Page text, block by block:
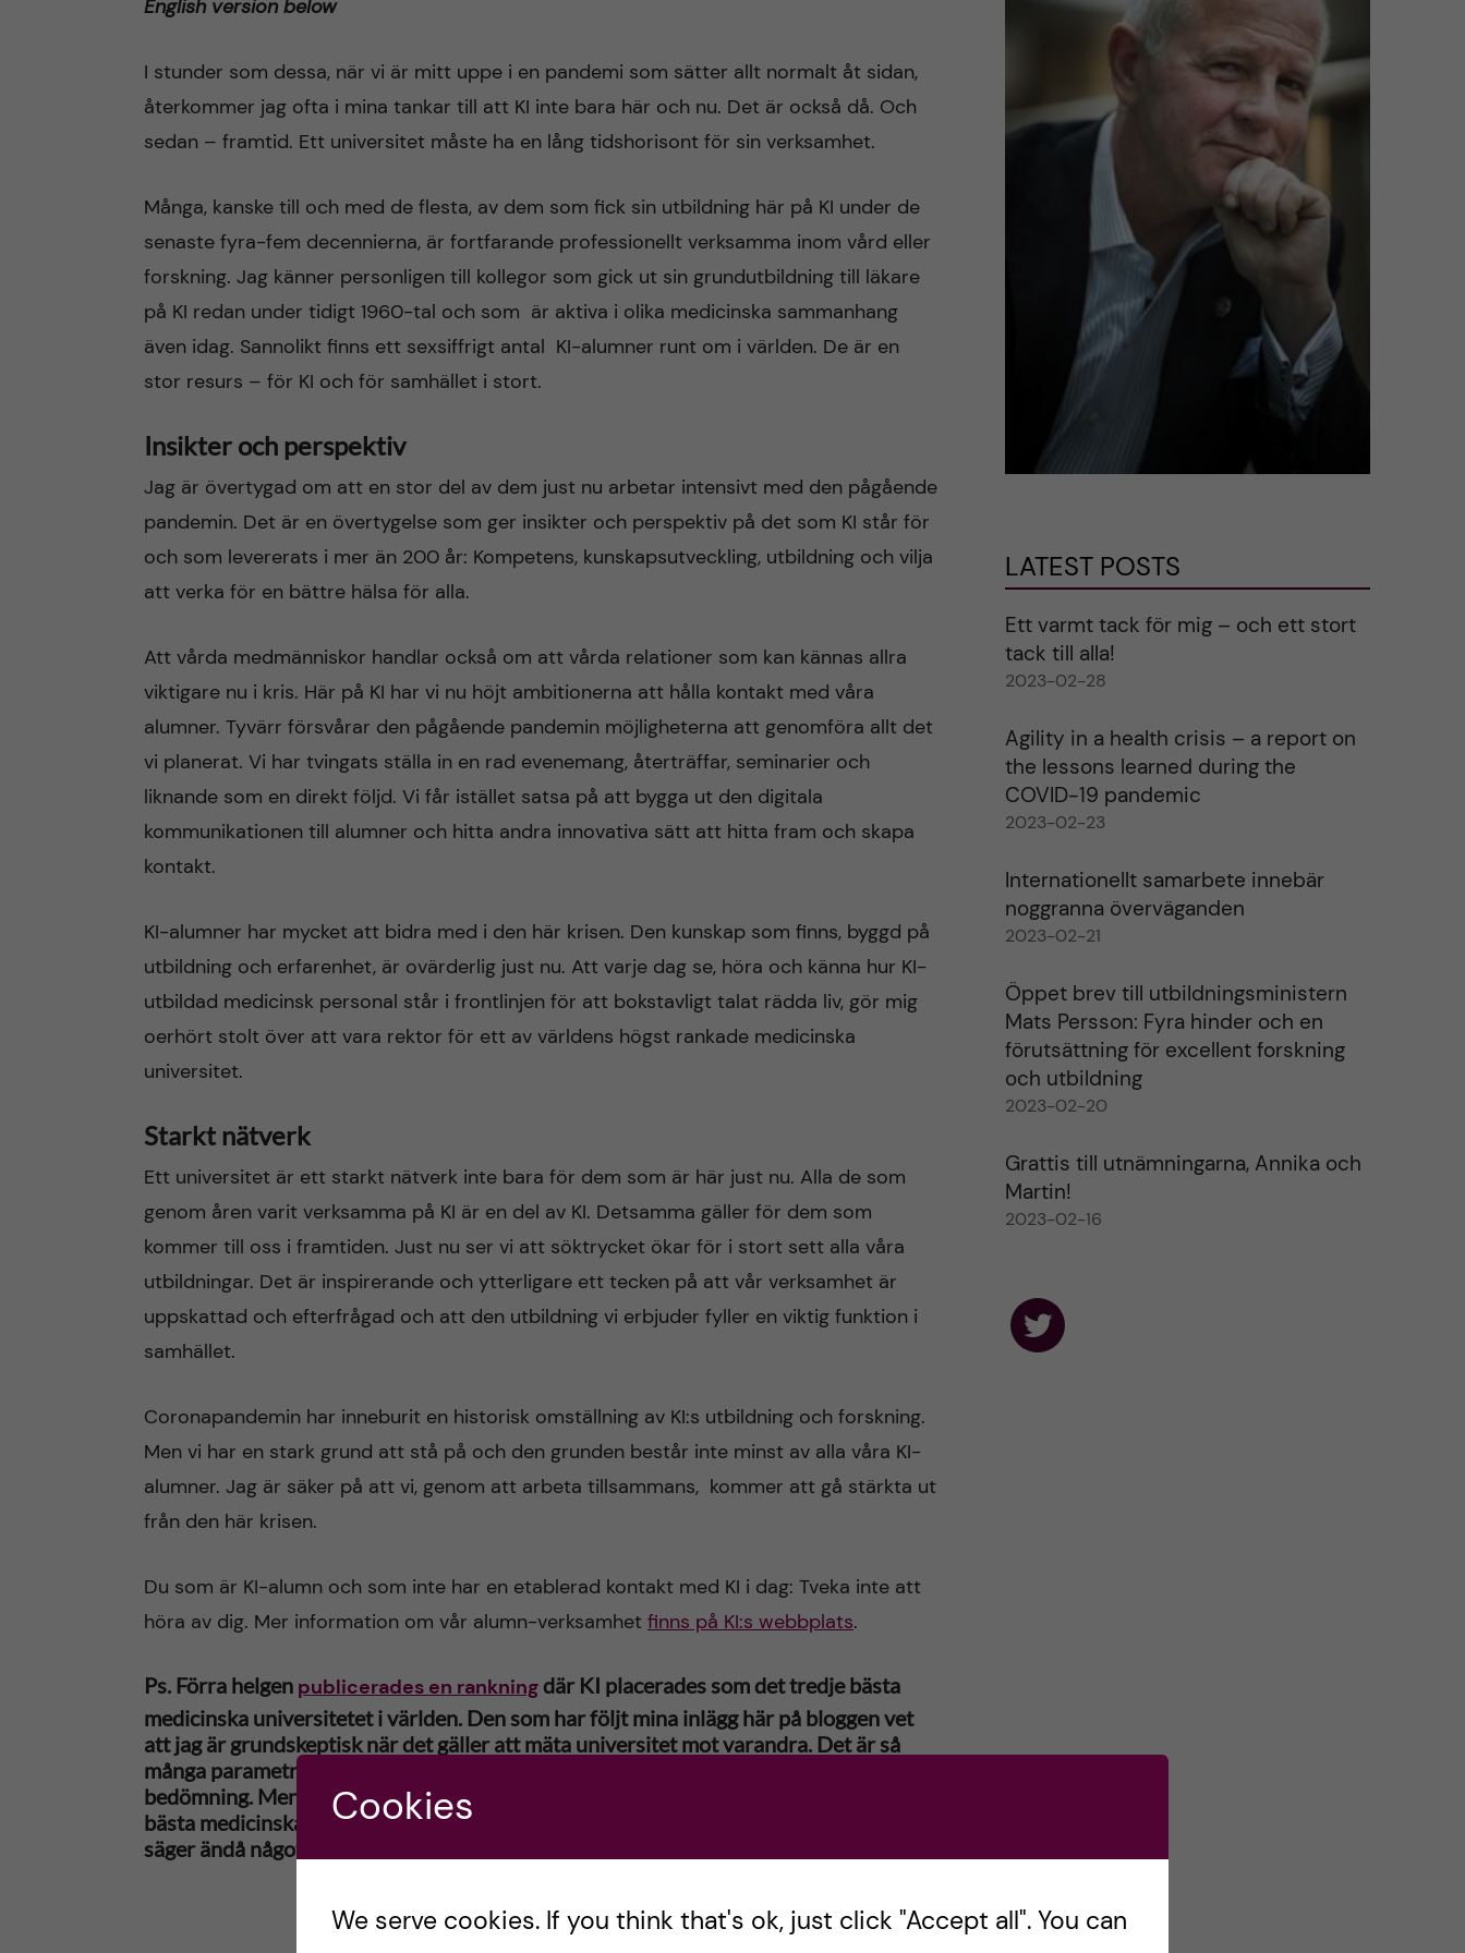
English version below
I stunder som dessa, när vi är mitt uppe i en pandemi som sätter allt normalt åt sidan,
återkommer jag ofta i mina tankar till att KI inte bara här och nu. Det är också då. Och
sedan – framtid. Ett universitet måste ha en lång tidshorisont för sin verksamhet.
Många, kanske till och med de flesta, av dem som fick sin utbildning här på KI under de
senaste fyra-fem decennierna, är fortfarande professionellt verksamma inom vård eller
forskning. Jag känner personligen till kollegor som gick ut sin grundutbildning till läkare
på KI redan under tidigt 1960-tal och som är aktiva i olika medicinska sammanhang
även idag. Sannolikt finns ett sexsiffrigt antal KI-alumner runt om i världen. De är en
stor resurs – för KI och för samhället i stort.
Insikter och perspektiv
Jag är övertygad om att en stor del av dem just nu arbetar intensivt med den pågående
pandemin. Det är en övertygelse som ger insikter och perspektiv på det som KI står för
och som levererats i mer än 200 år: Kompetens, kunskapsutveckling, utbildning och vilja
att verka för en bättre hälsa för alla.
Att vårda medmänniskor handlar också om att vårda relationer som kan kännas allra
viktigare nu i kris. Här på KI har vi nu höjt ambitionerna att hålla kontakt med våra
alumner. Tyvärr försvårar den pågående pandemin möjligheterna att genomföra allt det
vi planerat. Vi har tvingats ställa in en rad evenemang, återträffar, seminarier och
liknande som en direkt följd. Vi får istället satsa på att bygga ut den digitala
kommunikationen till alumner och hitta andra innovativa sätt att hitta fram och skapa
kontakt.
KI-alumner har mycket att bidra med i den här krisen. Den kunskap som finns, byggd på
utbildning och erfarenhet, är ovärderlig just nu. Att varje dag se, höra och känna hur KI-
utbildad medicinsk personal står i frontlinjen för att bokstavligt talat rädda liv, gör mig
oerhört stolt över att vara rektor för ett av världens högst rankade medicinska
universitet.
Starkt nätverk
Ett universitet är ett starkt nätverk inte bara för dem som är här just nu. Alla de som
genom åren varit verksamma på KI är en del av KI. Detsamma gäller för dem som
kommer till oss i framtiden. Just nu ser vi att söktrycket ökar för i stort sett alla våra
utbildningar. Det är inspirerande och ytterligare ett tecken på att vår verksamhet är
uppskattad och efterfrågad och att den utbildning vi erbjuder fyller en viktig funktion i
samhället.
Coronapandemin har inneburit en historisk omställning av KI:s utbildning och forskning.
Men vi har en stark grund att stå på och den grunden består inte minst av alla våra KI-
alumner. Jag är säker på att vi, genom att arbeta tillsammans, kommer att gå stärkta ut
från den här krisen.
Du som är KI-alumn och som inte har en etablerad kontakt med KI i dag: Tveka inte att
höra av dig. Mer information om vår alumn-verksamhet finns på KI:s webbplats.
Ps. Förra helgen publicerades en rankningdär KI placerades som det tredje bästa
medicinska universitetet i världen. Den som har följt mina inlägg här på bloggen vet
att jag är grundskeptisk när det gäller att mäta universitet mot varandra. Det är så
många parametrar att värdera så det är i princip omöjligt att göra en rättvis
bedömning. Men att Karolinska Institutet konsekvent placeras som ett av världens
bästa medicinska universitet, i stort sett oberoende på vilken rankning vi tittar på,
säger ändå något om kvaliteten på KI:s utbildning och forskning.
LATEST POSTS
Ett varmt tack för mig – och ett stort
tack till alla!
2023-02-28
Agility in a health crisis – a report on
the lessons learned during the
COVID-19 pandemic
2023-02-23
Internationellt samarbete innebär
noggranna överväganden
2023-02-21
Öppet brev till utbildningsministern
Mats Persson: Fyra hinder och en
förutsättning för excellent forskning
och utbildning
2023-02-20
Grattis till utnämningarna, Annika och
Martin!
2023-02-16
F
Cookies
We serve cookies. If you think that's ok, just click "Accept all". You can